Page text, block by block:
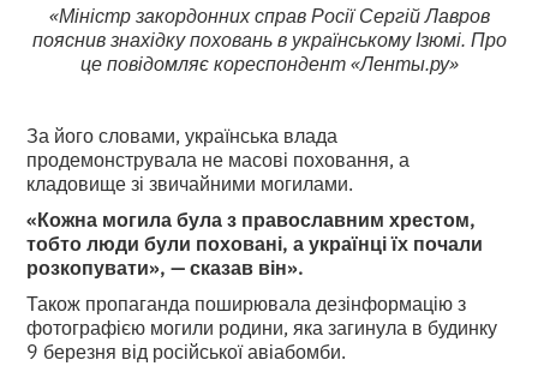
«Міністр закордонних справ Росії Сергій Лавров
пояснив знахідку поховань в українському Ізюмі. Про
це повідомляє кореспондент «Ленты.ру»
За його словами, українська влада
продемонструвала не масові поховання, а
кладовище зі звичайними могилами.
«Кожна могила була з православним хрестом,
тобто люди були поховані, а українці їх почали
розкопувати», — сказав він».
Також пропаганда поширювала дезінформацію з
фотографією могили родини, яка загинула в будинку
9 березня від російської авіабомби.